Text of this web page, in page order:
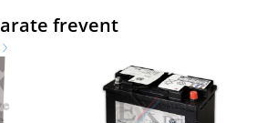
frevent